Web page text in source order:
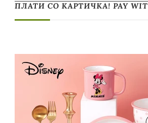
ПЛАТИ СО КАРТИЧКА! PAY